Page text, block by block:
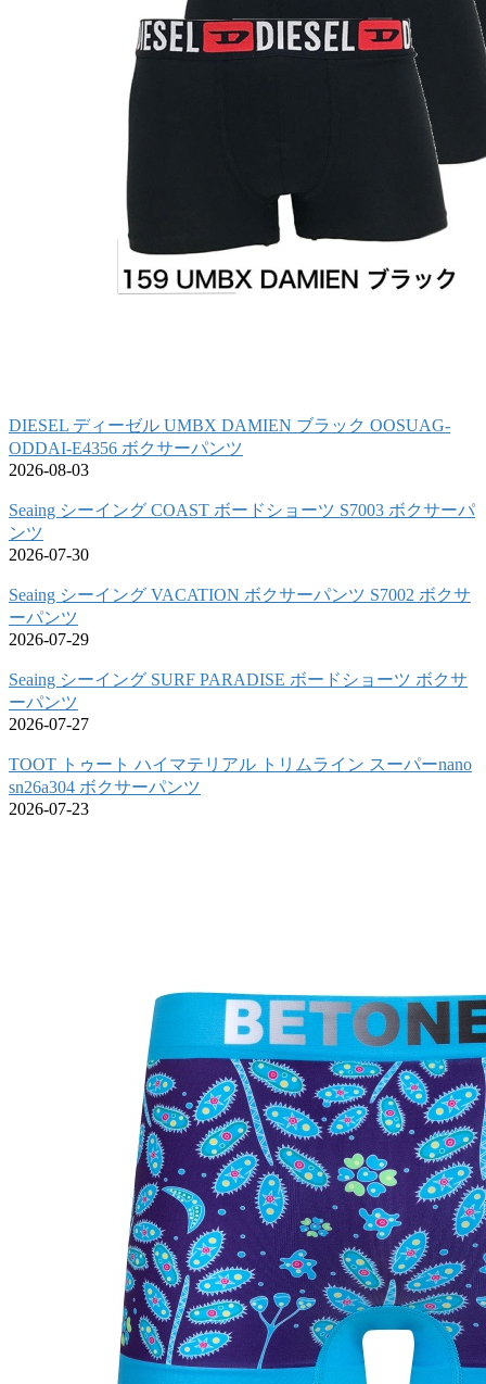
DIESEL ディーゼル UMBX DAMIEN ブラック OOSUAG-
ODDAI-E4356 ボクサーパンツ
2026-08-03
Seaing シーイング COAST ボードショーツ S7003 ボクサーパ
ンツ
2026-07-30
Seaing シーイング VACATION ボクサーパンツ S7002 ボクサ
ーパンツ
2026-07-29
Seaing シーイング SURF PARADISE ボードショーツ ボクサ
ーパンツ
2026-07-27
TOOT トゥート ハイマテリアル トリムライン スーパーnano
sn26a304 ボクサーパンツ
2026-07-23